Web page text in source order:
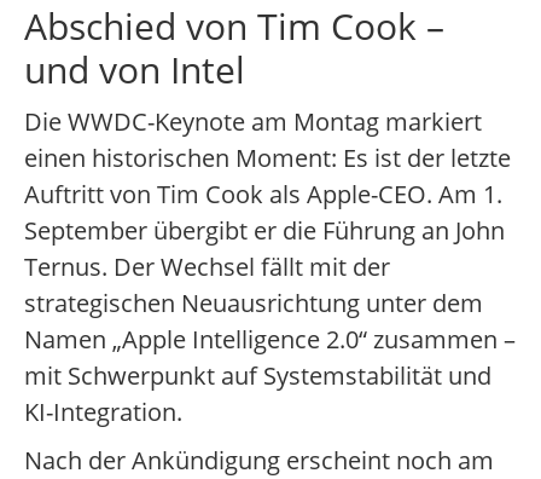
Abschied von Tim Cook –
und von Intel
Die WWDC-Keynote am Montag markiert
einen historischen Moment: Es ist der letzte
Auftritt von Tim Cook als Apple-CEO. Am 1.
September übergibt er die Führung an John
Ternus. Der Wechsel fällt mit der
strategischen Neuausrichtung unter dem
Namen „Apple Intelligence 2.0“ zusammen –
mit Schwerpunkt auf Systemstabilität und
KI-Integration.
Nach der Ankündigung erscheint noch am